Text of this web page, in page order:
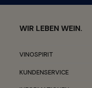
WIR LEBEN WEIN.
VINOSPIRIT
KUNDENSERVICE